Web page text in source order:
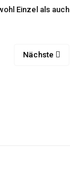
Einzel als auch
Nächste